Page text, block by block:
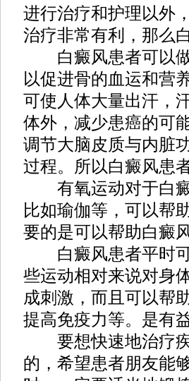
进行治疗和护理以外
治疗非常有利，那么
白癜风患者可以做
以促进骨的血运和营
可使人体大量出汗，
体外，减少患癌的可
调节大脑皮质与内脏
过程。所以白癜风患
有氧运动对于白癜
比如瑜伽等，可以帮
要的是可以帮助白癜
白癜风患者平时可
些运动相对来说对身
成刺激，而且可以帮
提高免疫力等。是有
要想快速地治疗疾
的，希望患者朋友能